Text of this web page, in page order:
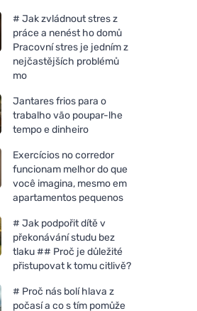
# Jak zvládnout stres z
práce a nenést ho domů
Pracovní stres je jedním z
nejčastějších problémů
mo
Jantares frios para o
trabalho vão poupar-lhe
tempo e dinheiro
Exercícios no corredor
funcionam melhor do que
você imagina, mesmo em
apartamentos pequenos
# Jak podpořit dítě v
překonávání studu bez
tlaku ## Proč je důležité
přistupovat k tomu citlivě?
# Proč nás bolí hlava z
počasí a co s tím pomůže